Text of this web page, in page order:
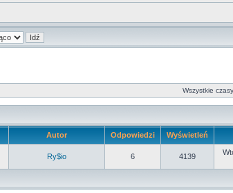
Wszystkie
Autor Odpowiedzi Wyświetleń
Ry$io 6 4139